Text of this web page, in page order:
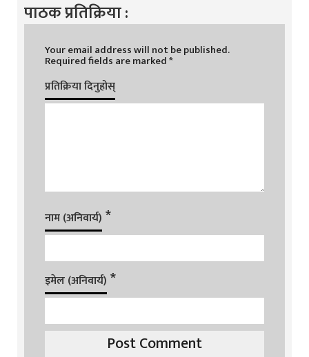
पाठक प्रतिक्रिया :
Your email address will not be published.
Required fields are marked*
प्रतिक्रिया दिनुहोस्
नाम (अनिवार्य) *
इमेल (अनिवार्य) *